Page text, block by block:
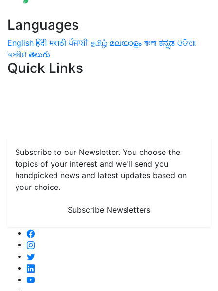
Languages
English हिंदी मराठी ਪੰਜਾਬੀ தமிழ் മലയാളം বাংলা ಕನ್ನಡ ଓଡିଆ
অসমীয়া తెలుగు
Quick Links
Subscribe to our Newsletter. You choose the
topics of your interest and we'll send you
handpicked news and latest updates based on
your choice.
Subscribe Newsletters